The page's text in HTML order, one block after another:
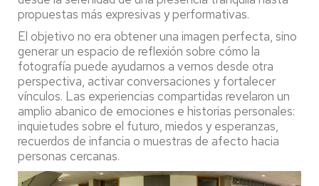
propuestas más expresivas y performativas.
El objetivo no era obtener una imagen perfecta, sino
generar un espacio de reflexión sobre cómo la
fotografía puede ayudarnos a vernos desde otra
perspectiva, activar conversaciones y fortalecer
vínculos. Las experiencias compartidas revelaron un
amplio abanico de emociones e historias personales:
inquietudes sobre el futuro, miedos y esperanzas,
recuerdos de infancia o muestras de afecto hacia
personas cercanas.